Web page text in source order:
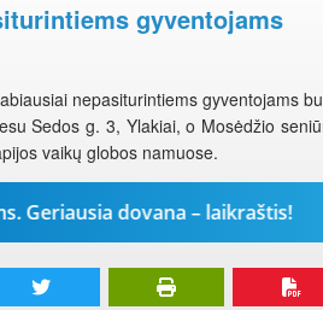
gyventojams
nepasiturintiems gyventojams
Sedos g. 3, Ylakiai, o Mosėdžio
vaikų globos namuose.
dovana – laikraštis!